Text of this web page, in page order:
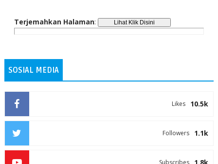
Terjemahkan Halaman:
SOSIAL MEDIA
10.5k
Likes
1.1k
Followers